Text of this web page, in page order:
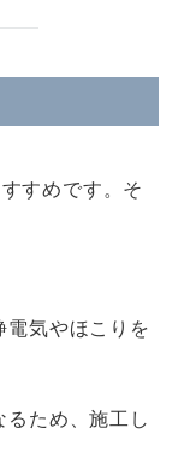
すめです。そ
電気やほこりを
ため、施工し